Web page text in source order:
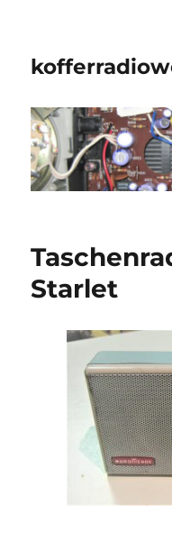
Starlet